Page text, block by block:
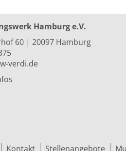
Hamburg e.V.
60 | 20097 Hamburg
verdi.de
Kontakt Stellenangebote